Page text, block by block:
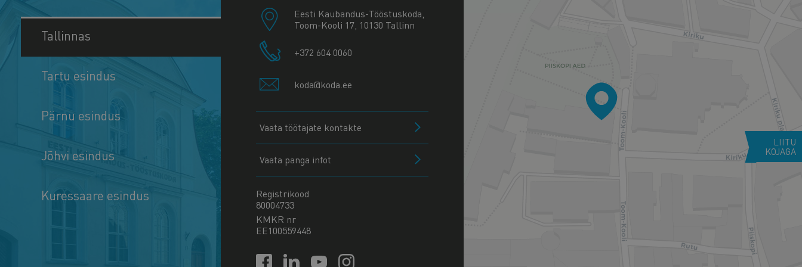
Tallinnas
Tartu esindus
Pärnu esindus
Jõhvi esindus
Kuressaare esindus
Eesti Kaubandus-Tööstuskoda,
Toom-Kooli 17, 10130 Tallinn
+372 604 0060
koda@koda.ee
Vaata töötajate kontakte
Vaata panga infot
Registrikood
80004733
KMKR nr
EE100559448
LIITU
KOJAGA